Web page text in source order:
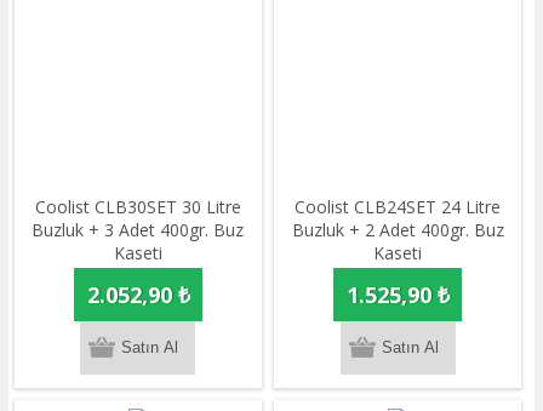
Coolist CLB30SET 30 Litre
Buzluk + 3 Adet 400gr. Buz
Kaseti
2.052,90 ₺
Coolist CLB24SET 24 Litre
Buzluk + 2 Adet 400gr. Buz
Kaseti
1.525,90 ₺